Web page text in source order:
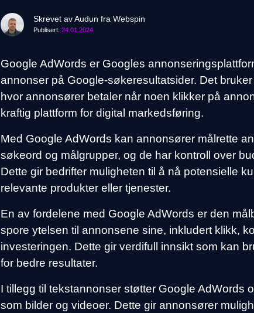
Skrevet av Audun fra Webspin
Publisert: 24.01.2024
Google AdWords er Googles
annonser på Google-søkeresultatsider. Det
hvor annonsører betaler når noen klikker på
kraftig plattform for digital markedsføring.
Med Google AdWords kan annonsører målrette
søkeord og målgrupper, og de har kontroll over
Dette gir bedrifter muligheten til å nå potensielle
relevante produkter eller tjenester.
En av fordelene med Google AdWords er den
spore ytelsen til annonsene sine, inkludert klikk,
investeringen. Dette gir verdifull innsikt som kan
for bedre resultater.
I tillegg til tekstannonser støtter Google AdWords
som bilder og videoer. Dette gir annonsører